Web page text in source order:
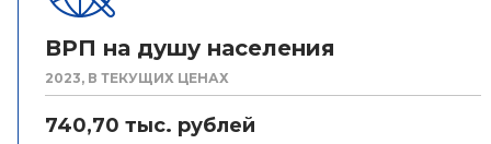
ВРП на душу населения
2023, В ТЕКУЩИХ ЦЕНАХ
740,70 тыс. рублей